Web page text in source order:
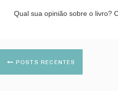
Qual sua opinião sobre o livro?
POSTS RECENTES